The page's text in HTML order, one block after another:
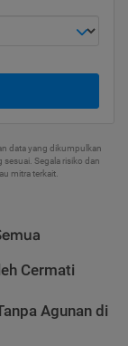
data yang dikumpulkan
Segala risiko dan
mitra terkait.
Cermati
Agunan di